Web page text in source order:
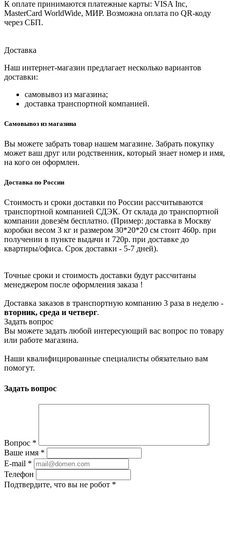
К оплате принимаются платежные карты: VISA Inc,
MasterCard WorldWide, МИР. Возможна оплата по QR-коду
через СБП.
Доставка
Наш интернет-магазин предлагает несколько вариантов
доставки:
самовывоз из магазина;
доставка транспортной компанией.
Самовывоз из магазина
Вы можете забрать товар нашем магазине. Забрать покупку
может ваш друг или родственник, который знает номер и имя,
на кого он оформлен.
Доставка по России
Стоимость и сроки доставки по России рассчитываются
транспортной компанией СДЭК. От склада до транспортной
компании довезём бесплатно. (Пример: доставка в Москву
коробки весом 3 кг и размером 30*20*20 см стоит 460р. при
получении в пункте выдачи и 720р. при доставке до
квартиры/офиса. Срок доставки - 5-7 дней).
Точные сроки и стоимость доставки будут рассчитаны
менеджером после оформления заказа !
Доставка заказов в транспортную компанию 3 раза в неделю -
вторник, среда и четверг.
Задать вопрос
Вы можете задать любой интересующий вас вопрос по товару
или работе магазина.
Наши квалифицированные специалисты обязательно вам
помогут.
Задать вопрос
Вопрос *
Ваше имя *
E-mail *
Телефон
Подтвердите, что вы не робот *